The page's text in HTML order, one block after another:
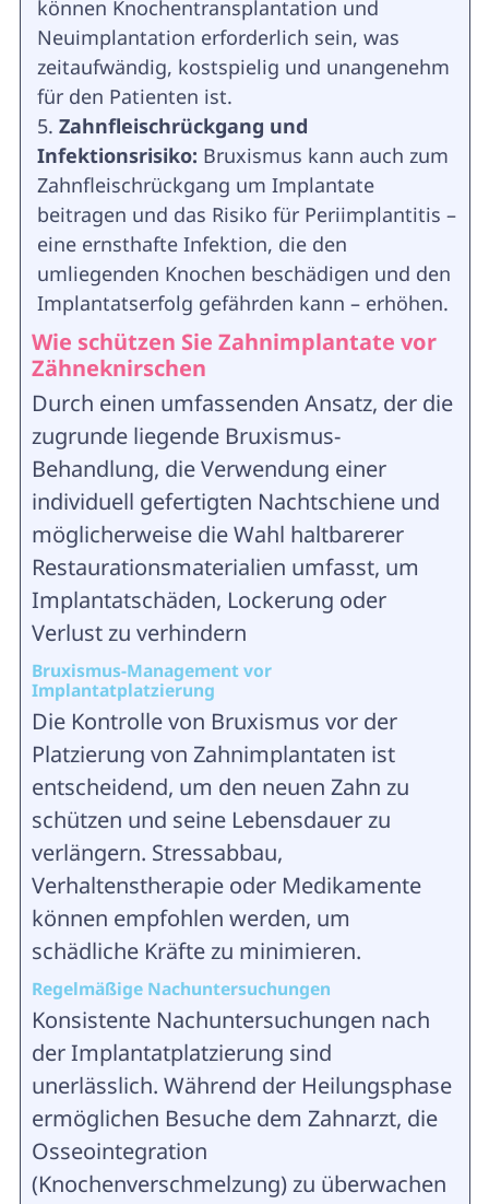
können Knochentransplantation und
Neuimplantation erforderlich sein, was
zeitaufwändig, kostspielig und unangenehm
für den Patienten ist.
Zahnfleischrückgang und
Infektionsrisiko: Bruxismus kann auch zum
Zahnfleischrückgang um Implantate
beitragen und das Risiko für Periimplantitis –
eine ernsthafte Infektion, die den
umliegenden Knochen beschädigen und den
Implantatserfolg gefährden kann – erhöhen.
Wie schützen Sie Zahnimplantate vor
Zähneknirschen
Durch einen umfassenden Ansatz, der die
zugrunde liegende Bruxismus-
Behandlung, die Verwendung einer
individuell gefertigten Nachtschiene und
möglicherweise die Wahl haltbarerer
Restaurationsmaterialien umfasst, um
Implantatschäden, Lockerung oder
Verlust zu verhindern
Bruxismus-Management vor
Implantatplatzierung
Die Kontrolle von Bruxismus vor der
Platzierung von Zahnimplantaten ist
entscheidend, um den neuen Zahn zu
schützen und seine Lebensdauer zu
verlängern. Stressabbau,
Verhaltenstherapie oder Medikamente
können empfohlen werden, um
schädliche Kräfte zu minimieren.
Regelmäßige Nachuntersuchungen
Konsistente Nachuntersuchungen nach
der Implantatplatzierung sind
unerlässlich. Während der Heilungsphase
ermöglichen Besuche dem Zahnarzt, die
Osseointegration
(Knochenverschmelzung) zu überwachen